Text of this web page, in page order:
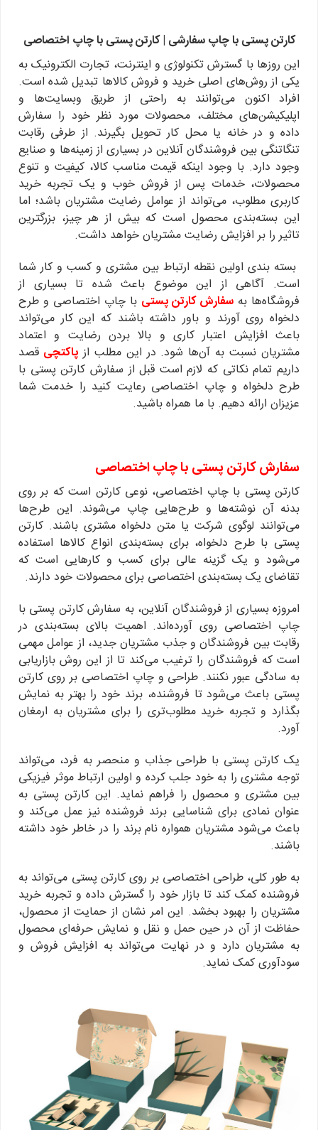
کارتن پستی با چاپ سفارشی | کارتن پستی با چاپ اختصاصی
این روزها با گسترش تکنولوژی و اینترنت، تجارت الکترونیک به
یکی از روش‌های اصلی خرید و فروش کالاها تبدیل شده است.
افراد اکنون می‌توانند به راحتی از طریق وبسایت‌ها و
اپلیکیشن‌های مختلف، محصولات مورد نظر خود را سفارش
داده و در خانه یا محل کار تحویل بگیرند. از طرفی رقابت
تنگاتنگی بین فروشندگان آنلاین در بسیاری از زمینه‌ها و صنایع
وجود دارد. با وجود اینکه قیمت مناسب کالا، کیفیت و تنوع
محصولات، خدمات پس از فروش خوب و یک تجربه خرید
کاربری مطلوب، می‌تواند از عوامل رضایت مشتریان باشد؛ اما
این بسته‌بندی محصول است که بیش از هر چیز، بزرگترین
تاثیر را بر افزایش رضایت مشتریان خواهد داشت.
بسته بندی اولین نقطه ارتباط بین مشتری و کسب و کار شما
است. آگاهی از این موضوع باعث شده تا بسیاری از
فروشگاه‌ها به سفارش کارتن پستی با چاپ اختصاصی و طرح
دلخواه روی آورند و باور داشته باشند که این کار می‌تواند
باعث افزایش اعتبار کاری و بالا بردن رضایت و اعتماد
مشتریان نسبت به آن‌ها شود. در این مطلب ازپاکتچی قصد
داریم تمام نکاتی که لازم است قبل از سفارش کارتن پستی با
طرح دلخواه و چاپ اختصاصی رعایت کنید را خدمت شما
عزیزان ارائه دهیم. با ما همراه باشید.
سفارش کارتن پستی با چاپ اختصاصی
کارتن پستی با چاپ اختصاصی، نوعی کارتن است که بر روی
بدنه آن نوشته‌ها و طرح‌هایی چاپ می‌شوند. این طرح‌ها
می‌توانند لوگوی شرکت یا متن دلخواه مشتری باشند. کارتن
پستی با طرح دلخواه، برای بسته‌بندی انواع کالاها استفاده
می‌شود و یک گزینه عالی برای کسب و کارهایی است که
تقاضای یک بسته‌بندی اختصاصی برای محصولات خود دارند.
امروزه بسیاری از فروشندگان آنلاین، به سفارش کارتن پستی با
چاپ اختصاصی روی آورده‌اند. اهمیت بالای بسته‌بندی در
رقابت بین فروشندگان و جذب مشتریان جدید، از عوامل مهمی
است که فروشندگان را ترغیب می‌کند تا از این روش بازاریابی
به سادگی عبور نکنند. طراحی و چاپ اختصاصی بر روی کارتن
پستی باعث می‌شود تا فروشنده، برند خود را بهتر به نمایش
بگذارد و تجربه خرید مطلوب‌تری را برای مشتریان به ارمغان
آورد.
یک کارتن پستی با طراحی جذاب و منحصر به فرد، می‌تواند
توجه مشتری را به خود جلب کرده و اولین ارتباط موثر فیزیکی
بین مشتری و محصول را فراهم نماید. این کارتن پستی به
عنوان نمادی برای شناسایی برند فروشنده نیز عمل می‌کند و
باعث می‌شود مشتریان همواره نام برند را در خاطر خود داشته
باشند.
به طور کلی، طراحی اختصاصی بر روی کارتن پستی می‌تواند به
فروشنده کمک کند تا بازار خود را گسترش داده و تجربه خرید
مشتریان را بهبود بخشد. این امر نشان از حمایت از محصول،
حفاظت از آن در حین حمل و نقل و نمایش حرفه‌ای محصول
به مشتریان دارد و در نهایت می‌تواند به افزایش فروش و
سودآوری کمک نماید.